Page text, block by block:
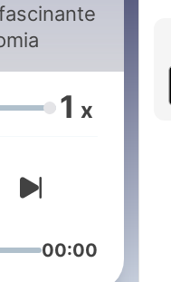
zvuka 1 x
00:00